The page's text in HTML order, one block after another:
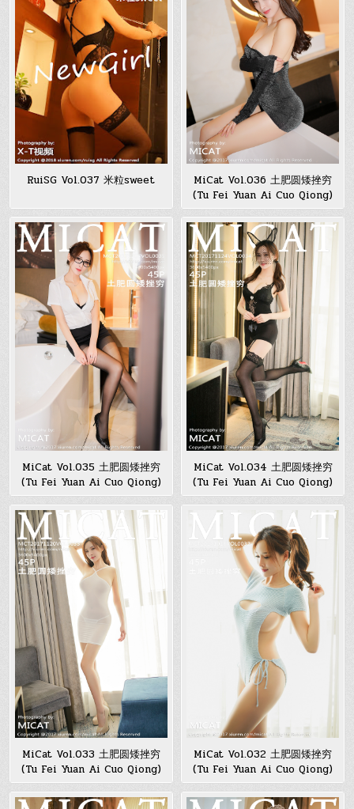
RuiSG Vol.037 米粒sweet
MiCat Vol.036 土肥圆矮挫穷
(Tu Fei Yuan Ai Cuo Qiong)
MiCat Vol.035 土肥圆矮挫穷
(Tu Fei Yuan Ai Cuo Qiong)
MiCat Vol.034 土肥圆矮挫穷
(Tu Fei Yuan Ai Cuo Qiong)
MiCat Vol.033 土肥圆矮挫穷
(Tu Fei Yuan Ai Cuo Qiong)
MiCat Vol.032 土肥圆矮挫穷
(Tu Fei Yuan Ai Cuo Qiong)